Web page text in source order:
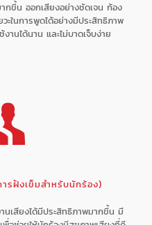
กขึ้น ออกเสียงอย่างชัดเจน ก้อง
ะในการพูดได้อย่างมีประสิทธิภาพ
านได้นาน และไม่บาดเจ็บง่าย
รฝังเข็มสำหรับนักร้อง)
นเสียงได้มีประสิทธิภาพมากขึ้น มี